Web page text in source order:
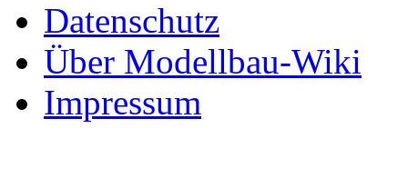
Datenschutz
Über Modellbau-Wiki
Impressum